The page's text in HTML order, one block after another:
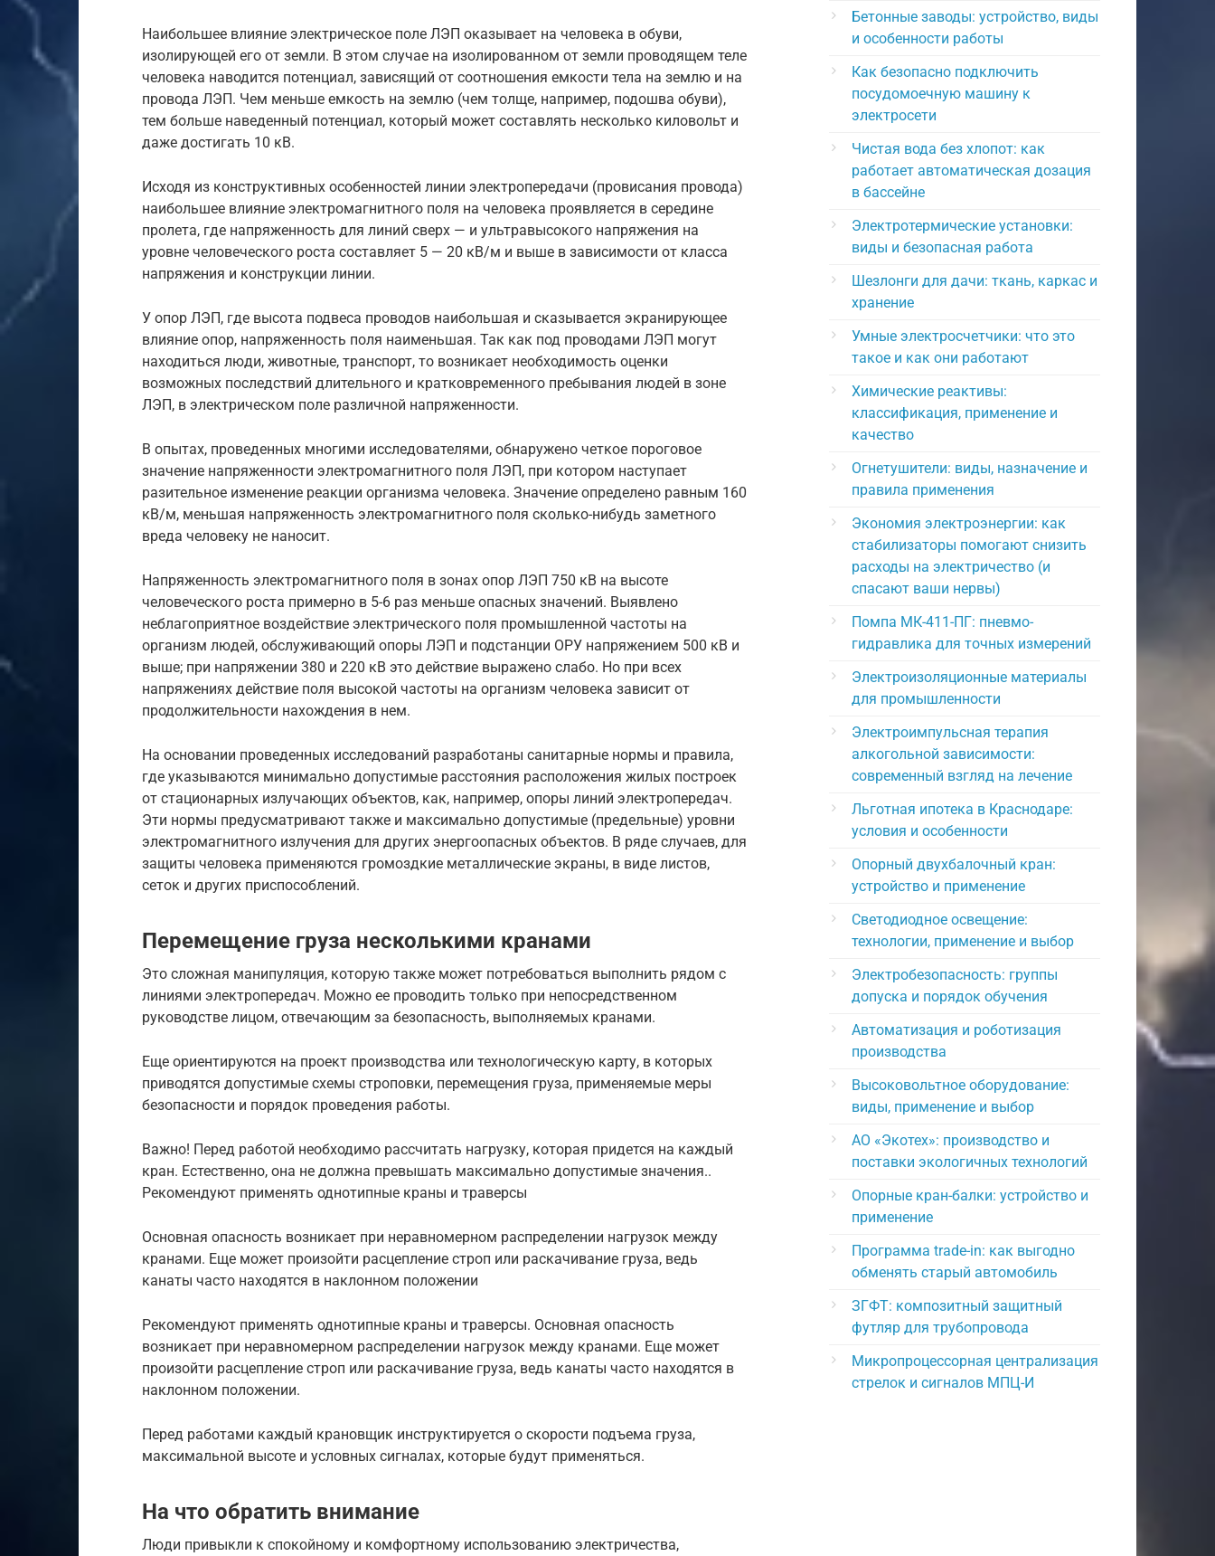
Наибольшее влияние электрическое поле ЛЭП оказывает на человека в обуви,
изолирующей его от земли. В этом случае на изолированном от земли проводящем теле
человека наводится потенциал, зависящий от соотношения емкости тела на землю и на
провода ЛЭП. Чем меньше емкость на землю (чем толще, например, подошва обуви),
тем больше наведенный потенциал, который может составлять несколько киловольт и
даже достигать 10 кВ.
Исходя из конструктивных особенностей линии электропередачи (провисания провода)
наибольшее влияние электромагнитного поля на человека проявляется в середине
пролета, где напряженность для линий сверх — и ультравысокого напряжения на
уровне человеческого роста составляет 5 — 20 кВ/м и выше в зависимости от класса
напряжения и конструкции линии.
У опор ЛЭП, где высота подвеса проводов наибольшая и сказывается экранирующее
влияние опор, напряженность поля наименьшая. Так как под проводами ЛЭП могут
находиться люди, животные, транспорт, то возникает необходимость оценки
возможных последствий длительного и кратковременного пребывания людей в зоне
ЛЭП, в электрическом поле различной напряженности.
В опытах, проведенных многими исследователями, обнаружено четкое пороговое
значение напряженности электромагнитного поля ЛЭП, при котором наступает
разительное изменение реакции организма человека. Значение определено равным 160
кВ/м, меньшая напряженность электромагнитного поля сколько-нибудь заметного
вреда человеку не наносит.
Напряженность электромагнитного поля в зонах опор ЛЭП 750 кВ на высоте
человеческого роста примерно в 5-6 раз меньше опасных значений. Выявлено
неблагоприятное воздействие электрического поля промышленной частоты на
организм людей, обслуживающий опоры ЛЭП и подстанции ОРУ напряжением 500 кВ и
выше; при напряжении 380 и 220 кВ это действие выражено слабо. Но при всех
напряжениях действие поля высокой частоты на организм человека зависит от
продолжительности нахождения в нем.
На основании проведенных исследований разработаны санитарные нормы и правила,
где указываются минимально допустимые расстояния расположения жилых построек
от стационарных излучающих объектов, как, например, опоры линий электропередач.
Эти нормы предусматривают также и максимально допустимые (предельные) уровни
электромагнитного излучения для других энергоопасных объектов. В ряде случаев, для
защиты человека применяются громоздкие металлические экраны, в виде листов,
сеток и других приспособлений.
Перемещение груза несколькими кранами
Это сложная манипуляция, которую также может потребоваться выполнить рядом с
линиями электропередач. Можно ее проводить только при непосредственном
руководстве лицом, отвечающим за безопасность, выполняемых кранами.
Еще ориентируются на проект производства или технологическую карту, в которых
приводятся допустимые схемы строповки, перемещения груза, применяемые меры
безопасности и порядок проведения работы.
Важно! Перед работой необходимо рассчитать нагрузку, которая придется на каждый
кран. Естественно, она не должна превышать максимально допустимые значения..
Рекомендуют применять однотипные краны и траверсы
Основная опасность возникает при неравномерном распределении нагрузок между
кранами. Еще может произойти расцепление строп или раскачивание груза, ведь
канаты часто находятся в наклонном положении
Рекомендуют применять однотипные краны и траверсы. Основная опасность
возникает при неравномерном распределении нагрузок между кранами. Еще может
произойти расцепление строп или раскачивание груза, ведь канаты часто находятся в
наклонном положении.
Перед работами каждый крановщик инструктируется о скорости подъема груза,
максимальной высоте и условных сигналах, которые будут применяться.
На что обратить внимание
Люди привыкли к спокойному и комфортному использованию электричества,
Бетонные заводы: устройство, виды
и особенности работы
Как безопасно подключить
посудомоечную машину к
электросети
Чистая вода без хлопот: как
работает автоматическая дозация
в бассейне
Электротермические установки:
виды и безопасная работа
Шезлонги для дачи: ткань, каркас и
хранение
Умные электросчетчики: что это
такое и как они работают
Химические реактивы:
классификация, применение и
качество
Огнетушители: виды, назначение и
правила применения
Экономия электроэнергии: как
стабилизаторы помогают снизить
расходы на электричество (и
спасают ваши нервы)
Помпа МК-411-ПГ: пневмо-
гидравлика для точных измерений
Электроизоляционные материалы
для промышленности
Электроимпульсная терапия
алкогольной зависимости:
современный взгляд на лечение
Льготная ипотека в Краснодаре:
условия и особенности
Опорный двухбалочный кран:
устройство и применение
Светодиодное освещение:
технологии, применение и выбор
Электробезопасность: группы
допуска и порядок обучения
Автоматизация и роботизация
производства
Высоковольтное оборудование:
виды, применение и выбор
АО «Экотех»: производство и
поставки экологичных технологий
Опорные кран-балки: устройство и
применение
Программа trade-in: как выгодно
обменять старый автомобиль
ЗГФТ: композитный защитный
футляр для трубопровода
Микропроцессорная централизация
стрелок и сигналов МПЦ-И